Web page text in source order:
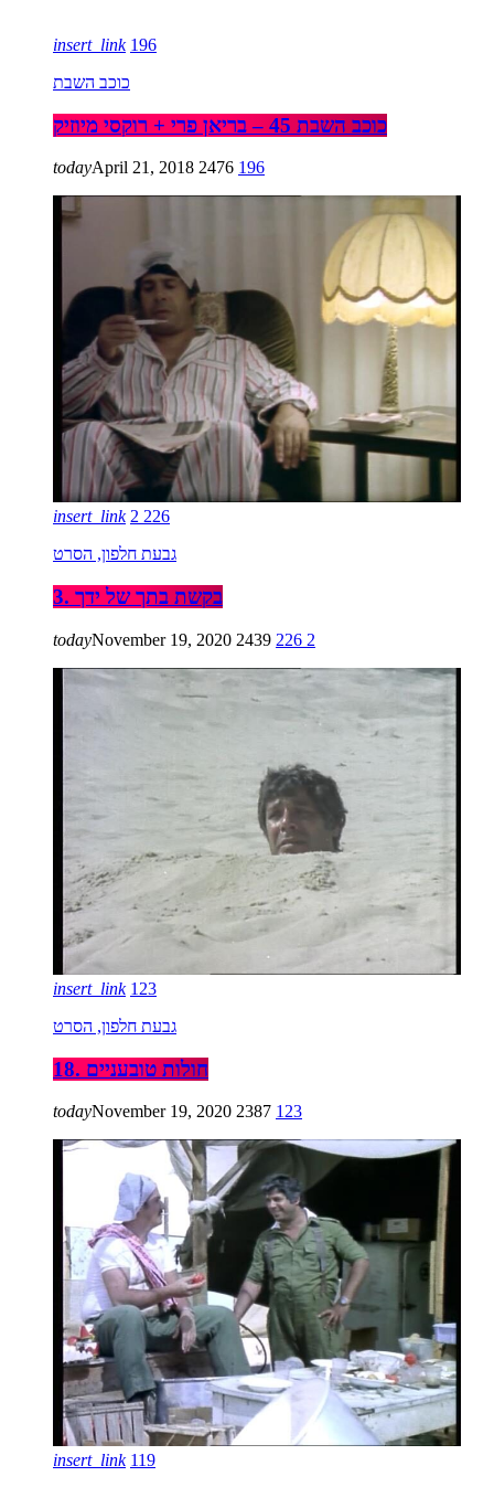
insert_link 196
כוכב השבת
כוכב השבת 45 – בריאן פרי + רוקסי מיוזיק
todayApril 21, 2018 2476 196
insert_link 2 226
גבעת חלפון, הסרט
3. בקשת בתך של ידך
todayNovember 19, 2020 2439 226 2
insert_link 123
גבעת חלפון, הסרט
18. חולות טובעניים
todayNovember 19, 2020 2387 123
insert_link 119